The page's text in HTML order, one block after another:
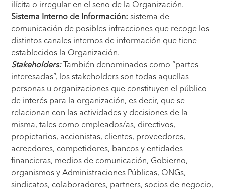
ilícita o irregular en el seno de la Organización.
Sistema Interno de Información: sistema de
comunicación de posibles infracciones que recoge los
distintos canales internos de información que tiene
establecidos la Organización.
Stakeholders:También denominados como “partes
interesadas”, los stakeholders son todas aquellas
personas u organizaciones que constituyen el público
de interés para la organización, es decir, que se
relacionan con las actividades y decisiones de la
misma, tales como empleados/as, directivos,
propietarios, accionistas, clientes, proveedores,
acreedores, competidores, bancos y entidades
financieras, medios de comunicación, Gobierno,
organismos y Administraciones Públicas, ONGs,
sindicatos, colaboradores, partners, socios de negocio,